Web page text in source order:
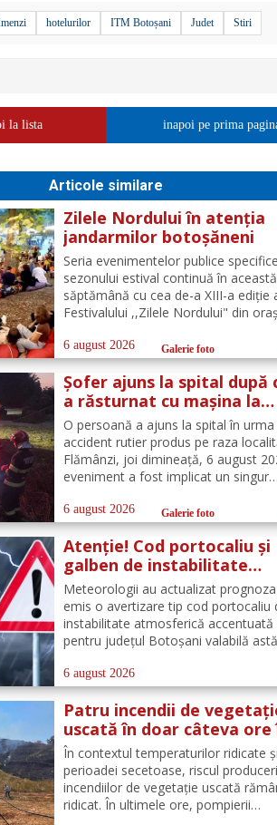
hotelurilor ITM Botoșani Judet Stiri
la lista inapoi pe prima
Articole similare
Zilele Nordului în atenția
jandarmilor botoșăneni
Seria evenimentelor publice specifice
sezonului estival continuă în această
săptămână cu cea de-a XIII-a ediție
Festivalului ,,Zilele Nordului" din
numeroasă la care Inspectoratul de
Jandarmi Județean Botoșani, în
cu partenerii instituționali,...
6 august 2026 Galerie foto
Șofer ajuns la spital după
a răsturnat cu mașina la
Flămânzi
O persoană a ajuns la spital în urma
accident rutier produs pe raza
Flămânzi, joi dimineață, 6 august
eveniment a fost implicat un singur
scurt timp, pompierii din cadrul
de Lucru Flămânzi, cu o
stingere și...
6 august 2026 Galerie foto
Atenție! Cod portocaliu și
galben de instabilitate
atmosferică pentru
Botoșani
Meteorologii au actualizat
emis o avertizare tip cod portocaliu
instabilitate atmosferică accentuată
pentru județul Botoșani valabilă
menționat vor fi perioade cu
atmosferică accentuată ce se va
manifesta prin...
6 august 2026
Patru incendii de
uscată în doar câteva ore
județul Botoșani. La
a ars un hectar de
În contextul temperaturilor ridicate
perioadei secetoase, riscul
incendiilor de vegetație uscată
ridicat. În ultimele ore, pompierii